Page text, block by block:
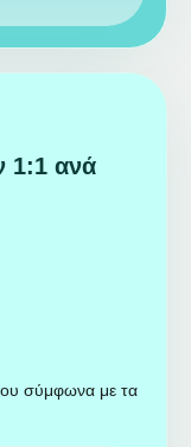
1:1 ανά
σύμφωνα με τα